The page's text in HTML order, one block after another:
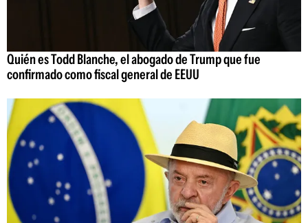
Quién es Todd Blanche, el abogado de Trump que fue
confirmado como fiscal general de EEUU